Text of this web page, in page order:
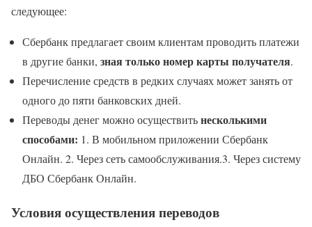
следующее:
Сбербанк предлагает своим клиентам проводить платежи
в другие банки, зная только номер карты получателя.
Перечисление средств в редких случаях может занять от
одного до пяти банковских дней.
Переводы денег можно осуществитьнесколькими
способами: 1. В мобильном приложении Сбербанк
Онлайн. 2. Через сеть самообслуживания.3. Через систему
ДБО Сбербанк Онлайн.
Условия осуществления переводов